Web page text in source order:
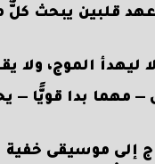
قلبين يبحث كلٌّ
ليهدأ الموج، ولا
— مهما بدا قويًّا —
إلى موسيقى خفية